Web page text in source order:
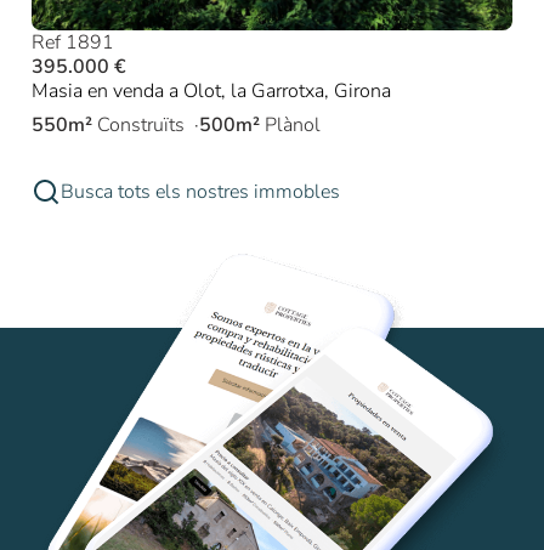
Ref 1891
395.000 €
Masia en venda a Olot, la Garrotxa, Girona
550m² Construïts 500m² Plànol
Busca tots els nostres immobles